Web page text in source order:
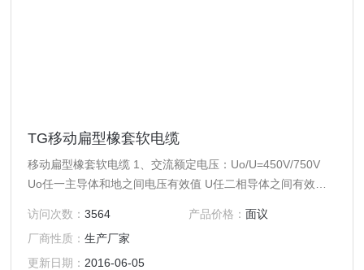
TG移动扁型橡套软电缆
移动扁型橡套软电缆 1、交流额定电压：Uo/U=450V/750V
Uo任一主导体和地之间电压有效值 U任二相导体之间有效值
压
访问次数：3564 产品价格： 面议
厂商性质：生产厂家
更新日期： 2016-06-05